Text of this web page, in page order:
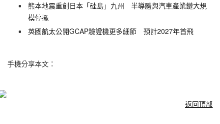
熊本地震重創日本「硅島」九州 半導體與汽車產業鏈大規
模停擺
英國航太公開GCAP驗證機更多細節 預計2027年首飛
手機分享本文：
返回頂部